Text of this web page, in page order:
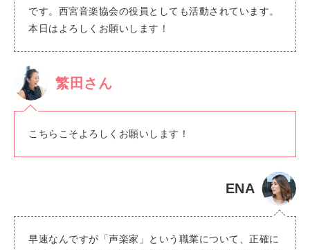
です。西宮音楽協会の役員としても活動されています。
本日はよろしくお願いします！
繁田さん
こちらこそよろしくお願いします！
ENA
早速なんですが「声楽家」という職業について、正確に